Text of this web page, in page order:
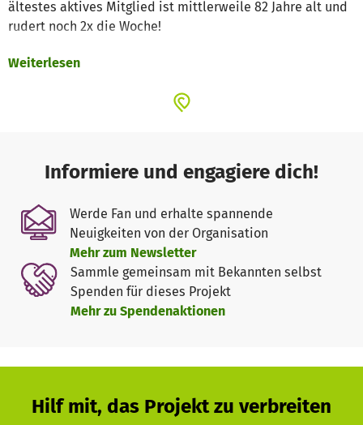
ältestes aktives Mitglied ist mittlerweile 82 Jahre alt und
rudert noch 2x die Woche!
den Gebäudeunterhalt permanenter Finanzbedarf und
speziell für die technischen Belange müssen häufig
Firmen beauftragt werden.
Derzeit erleben wir eine sehr erfreuliche Entwicklung in
Sachen neue Mitglieder. Aufgrund dessen reicht unser
Bootsmaterial leider nicht mehr aus.
Für diese beiden sehr finanzintensiven Aufgaben sind wir
aufrecht zu erhalten und den Ruderbegeisterten weiterhin
die Möglichkeit zu bieten, eine der schönsten Sportarten
Weiterlesen
Informiere und engagiere dich!
Werde Fan und erhalte spannende
Neuigkeiten von der Organisation
Mehr zum Newsletter
Sammle gemeinsam mit Bekannten selbst
Spenden für dieses Projekt
Mehr zu Spendenaktionen
Hilf mit, das Projekt zu verbreiten